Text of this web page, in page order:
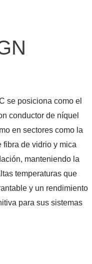
se posiciona como el
conductor de níquel
en sectores como la
fibra de vidrio y mica
manteniendo la
temperaturas que
y un rendimiento
para sus sistemas